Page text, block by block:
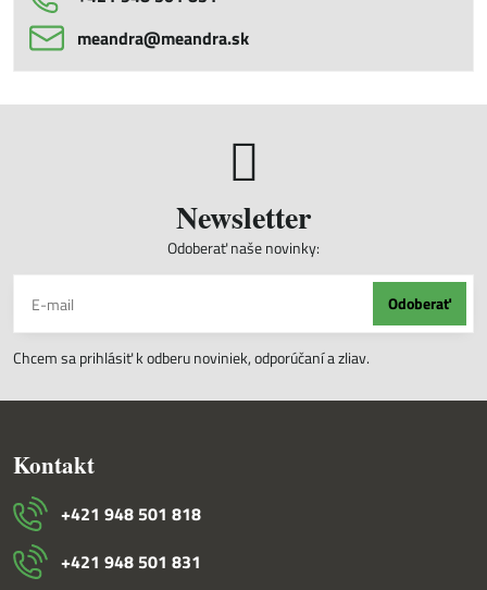
meandra​@meandra​.sk
Newsletter
Odoberať naše novinky:
Odoberať
Chcem sa prihlásiť k odberu noviniek, odporúčaní a zliav.
Kontakt
+421 948 501 818
+421 948 501 831